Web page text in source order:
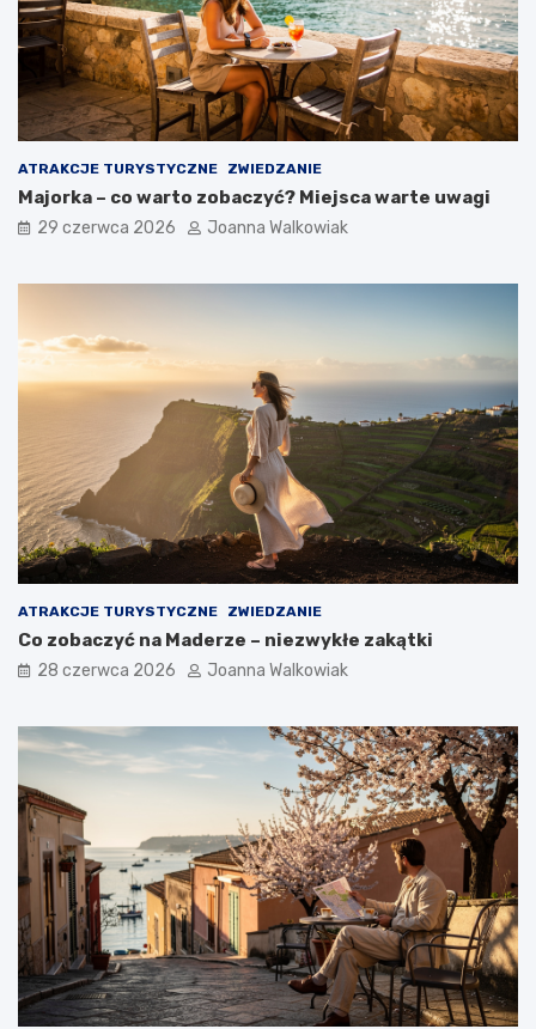
ATRAKCJE TURYSTYCZNE ZWIEDZANIE
Majorka – co warto zobaczyć? Miejsca warte uwagi
29 czerwca 2026 Joanna Walkowiak
ATRAKCJE TURYSTYCZNE ZWIEDZANIE
Co zobaczyć na Maderze – niezwykłe zakątki
28 czerwca 2026 Joanna Walkowiak